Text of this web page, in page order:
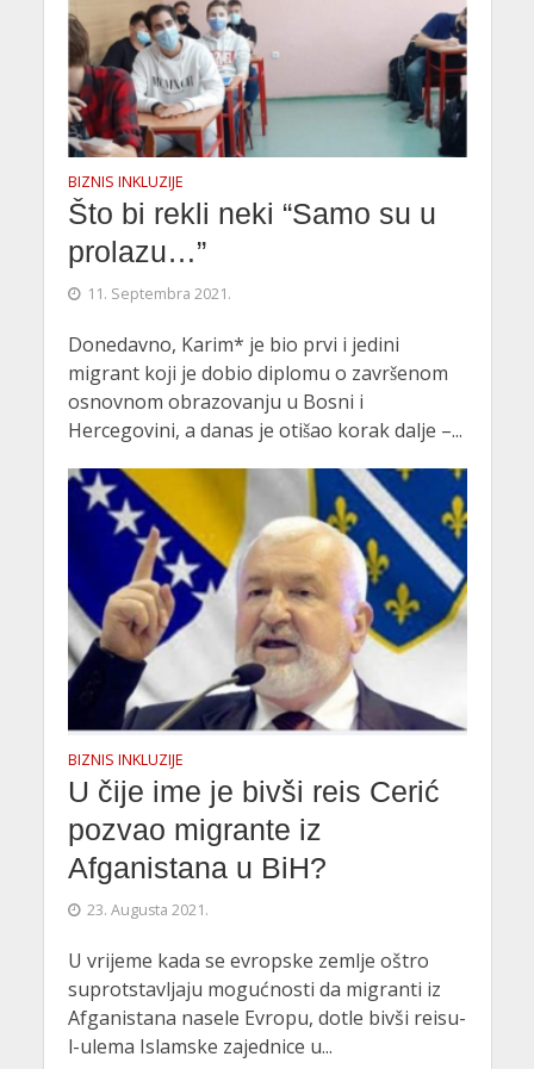
BIZNIS INKLUZIJE
Što bi rekli neki “Samo su u
prolazu…”
11. Septembra 2021.
Donedavno, Karim* je bio prvi i jedini
migrant koji je dobio diplomu o završenom
osnovnom obrazovanju u Bosni i
Hercegovini, a danas je otišao korak dalje –...
BIZNIS INKLUZIJE
U čije ime je bivši reis Cerić
pozvao migrante iz
Afganistana u BiH?
23. Augusta 2021.
U vrijeme kada se evropske zemlje oštro
suprotstavljaju mogućnosti da migranti iz
Afganistana nasele Evropu, dotle bivši reisu-
l-ulema Islamske zajednice u...